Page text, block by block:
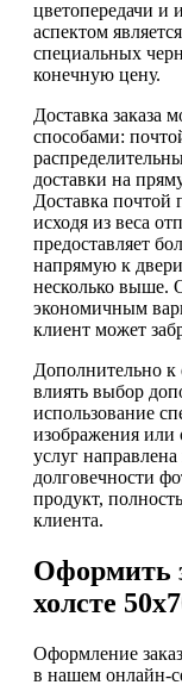
цветопередачи
аспектом
специальных
конечную цену.
Доставка заказа
способами:
доставки на
Доставка почтой
исходя из веса
предоставляет
напрямую к двери
несколько выше.
экономичным
клиент может
Дополнительно к
влиять выбор
использование
изображения или
услуг
долговечности
продукт,
клиента.
Оформить
холсте
Оформление
в нашем онлайн-